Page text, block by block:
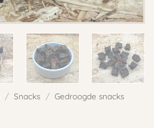
/ Snacks / Gedroogde snacks